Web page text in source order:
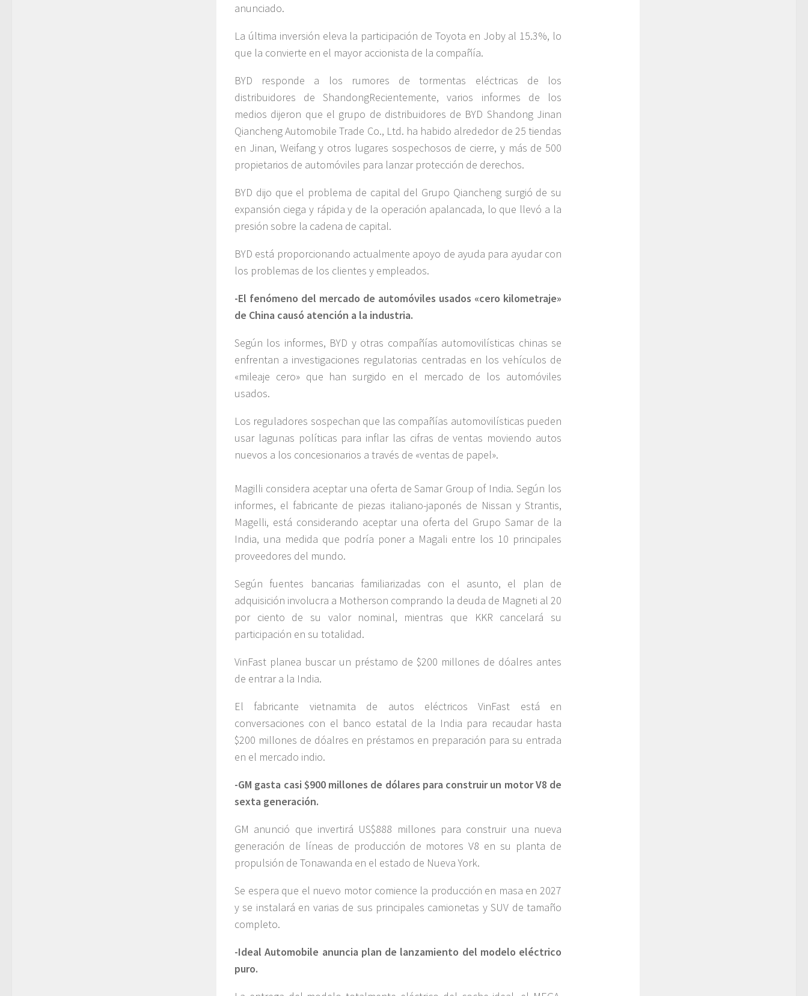
anunciado.
La última inversión eleva la participación de Toyota en Joby al 15.3%, lo
que la convierte en el mayor accionista de la compañía.
BYD responde a los rumores de tormentas eléctricas de los
distribuidores de ShandongRecientemente, varios informes de los
medios dijeron que el grupo de distribuidores de BYD Shandong Jinan
Qiancheng Automobile Trade Co., Ltd. ha habido alrededor de 25 tiendas
en Jinan, Weifang y otros lugares sospechosos de cierre, y más de 500
propietarios de automóviles para lanzar protección de derechos.
BYD dijo que el problema de capital del Grupo Qiancheng surgió de su
expansión ciega y rápida y de la operación apalancada, lo que llevó a la
presión sobre la cadena de capital.
BYD está proporcionando actualmente apoyo de ayuda para ayudar con
los problemas de los clientes y empleados.
-El fenómeno del mercado de automóviles usados «cero kilometraje»
de China causó atención a la industria.
Según los informes, BYD y otras compañías automovilísticas chinas se
enfrentan a investigaciones regulatorias centradas en los vehículos de
«mileaje cero» que han surgido en el mercado de los automóviles
usados.
Los reguladores sospechan que las compañías automovilísticas pueden
usar lagunas políticas para inflar las cifras de ventas moviendo autos
nuevos a los concesionarios a través de «ventas de papel».
Magilli considera aceptar una oferta de Samar Group of India. Según los
informes, el fabricante de piezas italiano-japonés de Nissan y Strantis,
Magelli, está considerando aceptar una oferta del Grupo Samar de la
India, una medida que podría poner a Magali entre los 10 principales
proveedores del mundo.
Según fuentes bancarias familiarizadas con el asunto, el plan de
adquisición involucra a Motherson comprando la deuda de Magneti al 20
por ciento de su valor nominal, mientras que KKR cancelará su
participación en su totalidad.
VinFast planea buscar un préstamo de $200 millones de dóalres antes
de entrar a la India.
El fabricante vietnamita de autos eléctricos VinFast está en
conversaciones con el banco estatal de la India para recaudar hasta
$200 millones de dóalres en préstamos en preparación para su entrada
en el mercado indio.
-GM gasta casi $900 millones de dólares para construir un motor V8 de
sexta generación.
GM anunció que invertirá US$888 millones para construir una nueva
generación de líneas de producción de motores V8 en su planta de
propulsión de Tonawanda en el estado de Nueva York.
Se espera que el nuevo motor comience la producción en masa en 2027
y se instalará en varias de sus principales camionetas y SUV de tamaño
completo.
-Ideal Automobile anuncia plan de lanzamiento del modelo eléctrico
puro.